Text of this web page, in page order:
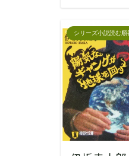
シリーズ小説読む順